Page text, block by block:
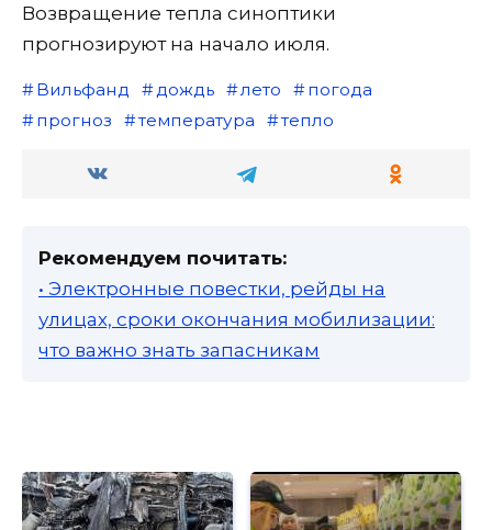
Возвращение тепла синоптики
прогнозируют на начало июля.
Вильфанд дождь лето
погода
прогноз
температура тепло
Рекомендуем почитать:
• Электронные повестки, рейды на
улицах, сроки окончания мобилизации:
что важно знать запасникам